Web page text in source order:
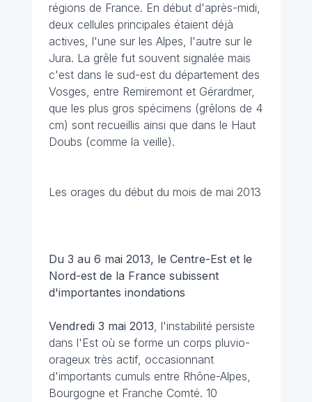
régions de France. En début d'après-midi,
deux cellules principales étaient déjà
actives, l'une sur les Alpes, l'autre sur le
Jura. La grêle fut souvent signalée mais
c'est dans le sud-est du département des
Vosges, entre Remiremont et Gérardmer,
que les plus gros spécimens (grêlons de 4
cm) sont recueillis ainsi que dans le Haut
Doubs (comme la veille).
Les orages du début du mois de mai 2013
Du 3 au 6 mai 2013, le Centre-Est et le
Nord-est de la France subissent
d'importantes inondations
Vendredi 3 mai 2013, l'instabilité persiste
dans l'Est où se forme un corps pluvio-
orageux très actif, occasionnant
d'importants cumuls entre Rhône-Alpes,
Bourgogne et Franche Comté. 10